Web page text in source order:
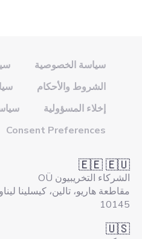
سياسة الخصوصية
الشروط والأحكام
إخلاء المسؤولية
Consent Preferences
🇪🇪 🇪🇺
الشركاء التخريبيون OÜ
10145
🇺🇸